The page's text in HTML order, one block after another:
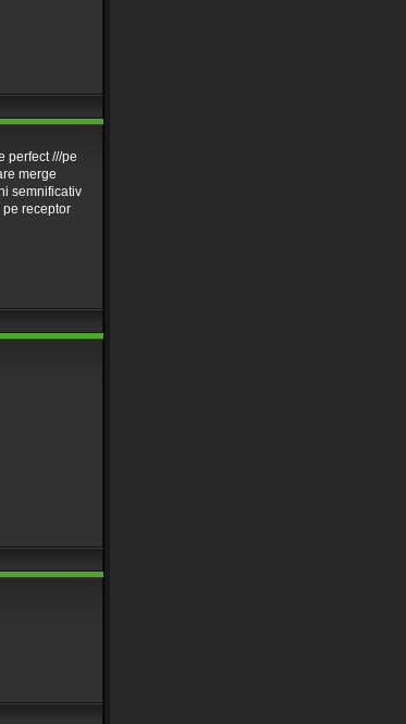
perfect ///pe
merge
semnificativ
receptor